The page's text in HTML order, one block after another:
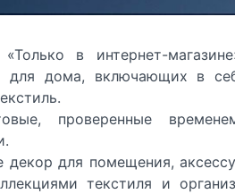
«Только в интернет-
для дома, включающих в
проверенные
декор для помещения,
текстиля и